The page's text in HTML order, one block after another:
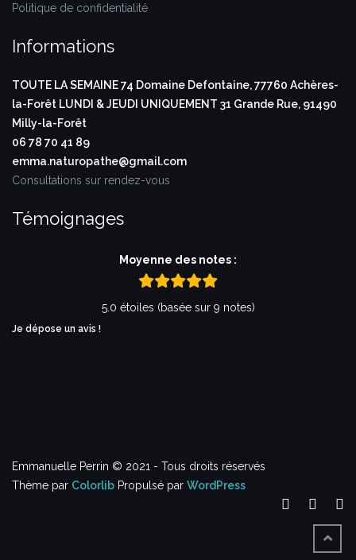
Politique de confidentialité
Informations
TOUTE LA SEMAINE74 Domaine Defontaine,77760 Achères-
la-Forêt LUNDI & JEUDI UNIQUEMENT 31 Grande Rue, 91490
Milly-la-Forêt
06 78 70 41 89
emma.naturopathe@gmail.com
Consultations sur rendez-vous
Témoignages
Moyenne des notes :
5.0 étoiles (basée sur 9 notes)
Je dépose un avis !
Emmanuelle Perrin © 2021 - Tous droits réservés
Thème par Colorlib Propulsé par WordPress